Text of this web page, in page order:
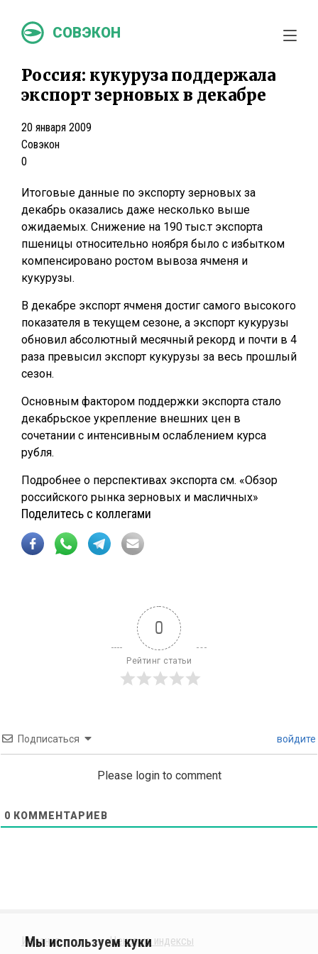
СОВЭКОН
Россия: кукуруза поддержала
экспорт зерновых в декабре
20 января 2009
Совэкон
0
Итоговые данные по экспорту зерновых за
декабрь оказались даже несколько выше
ожидаемых. Снижение на 190 тыс.т экспорта
пшеницы относительно ноября было с избытком
компенсировано ростом вывоза ячменя и
кукурузы.
В декабре экспорт ячменя достиг самого высокого
показателя в текущем сезоне, а экспорт кукурузы
обновил абсолютный месячный рекорд и почти в 4
раза превысил экспорт кукурузы за весь прошлый
сезон.
Основным фактором поддержки экспорта стало
декабрьское укрепление внешних цен в
сочетании с интенсивным ослаблением курса
рубля.
Подробнее о перспективах экспорта см. «Обзор
российского рынка зерновых и масличных»
Поделитесь с коллегами
0
Рейтинг статьи
Подписаться войдите
Please login to comment
0 КОММЕНТАРИЕВ
Издания Ценовые индексы